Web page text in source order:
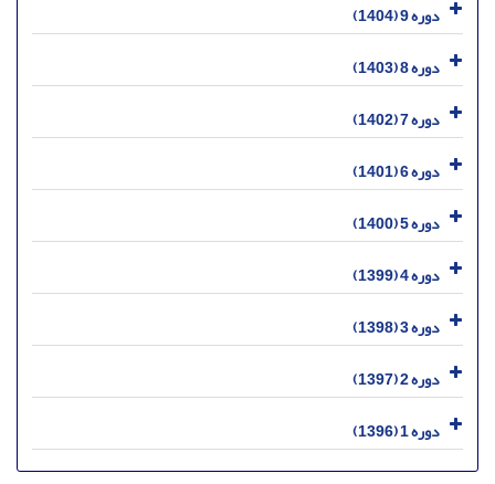
دوره 9 (1404)
دوره 8 (1403)
دوره 7 (1402)
دوره 6 (1401)
دوره 5 (1400)
دوره 4 (1399)
دوره 3 (1398)
دوره 2 (1397)
دوره 1 (1396)